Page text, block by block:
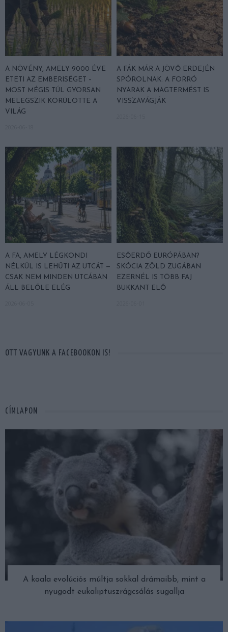
A NÖVÉNY, AMELY 9000 ÉVE
ETETI AZ EMBERISÉGET –
MOST MÉGIS TÚL GYORSAN
MELEGSZIK KÖRÜLÖTTE A
VILÁG
A FÁK MÁR A JÖVŐ ERDEJÉN
SPÓROLNAK: A FORRÓ
NYARAK A MAGTERMÉST IS
VISSZAVÁGJÁK
A FA, AMELY LÉGKONDI
NÉLKÜL IS LEHŰTI AZ UTCÁT —
CSAK NEM MINDEN UTCÁBAN
ÁLL BELŐLE ELÉG
ESŐERDŐ EURÓPÁBAN?
SKÓCIA ZÖLD ZUGÁBAN
EZERNÉL IS TÖBB FAJ
BUKKANT ELŐ
OTT VAGYUNK A FACEBOOKON IS!
CÍMLAPON
A koala evolúciós múltja sokkal drámaibb, mint a
nyugodt eukaliptuszrágcsálás sugallja